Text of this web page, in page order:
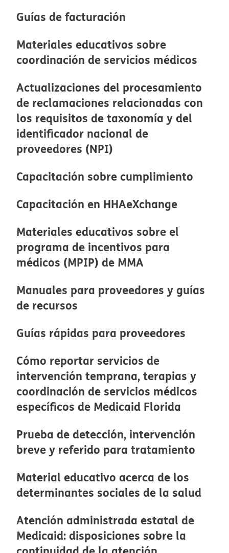
Guías de facturación​​
Materiales educativos sobre
coordinación de servicios médicos​​
Actualizaciones del procesamiento
de reclamaciones relacionadas con
los requisitos de taxonomía y del
identificador nacional de
proveedores (NPI)​​
Capacitación sobre cumplimiento​​
Capacitación en HHAeXchange​​
Materiales educativos sobre el
programa de incentivos para
médicos (MPIP) de MMA​​
Manuales para proveedores y guías
de recursos​​
Guías rápidas para proveedores​​
Cómo reportar servicios de
intervención temprana, terapias y
coordinación de servicios médicos
específicos de Medicaid Florida​​
Prueba de detección, intervención
breve y referido para tratamiento​​
Material educativo acerca de los
determinantes sociales de la salud​​
Atención administrada estatal de
Medicaid: disposiciones sobre la